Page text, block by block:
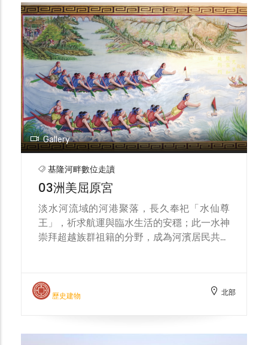
天德宮因被防洪計畫劃在堤外，成為行水區中
的違章建築，不時接到遷廟或拆廟的警告。面
對洪水及市府拆除大隊的壓力，居民想到一個
變通的辦法：必要時就連廟帶神一起抬離現
場，後來甚至將小廟裝上輪子，方便移動。
約在2005 年間，居民集資為天德宮設計一座
升降機，四角四支鐵柱，底下裝一底盤，將重
達18 噸的廟放在上面。只要颱風警報發布，
廟方人員就焚一柱清香默禱，後將廟升高。此
一垂直式避災裝置通過官方的防汛測試，被允
許原地保存，成為全臺唯一會坐電梯的土地公
廟。
Gallery
基隆河畔數位走讀
03洲美屈原宮
淡水河流域的河港聚落，長久奉祀「水仙尊
王」，祈求航運與臨水生活的安穩；此一水神
崇拜超越族群祖籍的分野，成為河濱居民共享
址碑，但松山慈祐宮後殿仍供奉水仙尊王，可
見水運變遷之際，信仰延續以銘記河港盛景與
祀，跨越了族群界線。人類學者岡田謙調查指
歷史建物 北部